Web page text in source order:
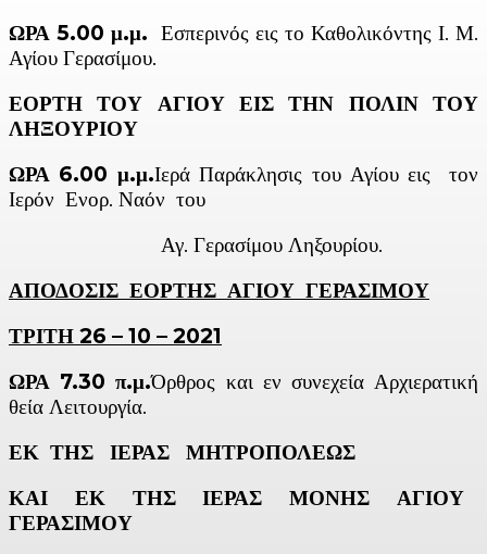
ΩΡΑ 5.00 μ.μ. Εσπερινός εις το Καθολικόντης Ι. Μ.
Αγίου Γερασίμου.
ΕΟΡΤΗ ΤΟΥ ΑΓΙΟΥ ΕΙΣ ΤΗΝ ΠΟΛΙΝ ΤΟΥ
ΛΗΞΟΥΡΙΟΥ
ΩΡΑ 6.00 μ.μ.Ιερά Παράκλησις του Αγίου εις τον
Ιερόν Ενορ. Ναόν του
Αγ. Γερασίμου Ληξουρίου.
ΑΠΟΔΟΣΙΣ ΕΟΡΤΗΣ ΑΓΙΟΥ ΓΕΡΑΣΙΜΟΥ
ΤΡΙΤΗ 26 – 10 – 2021
ΩΡΑ 7.30 π.μ.Όρθρος και εν συνεχεία Αρχιερατική
θεία Λειτουργία.
ΕΚ ΤΗΣ ΙΕΡΑΣ ΜΗΤΡΟΠΟΛΕΩΣ
ΚΑΙ ΕΚ ΤΗΣ ΙΕΡΑΣ ΜΟΝΗΣ ΑΓΙΟΥ
ΓΕΡΑΣΙΜΟΥ